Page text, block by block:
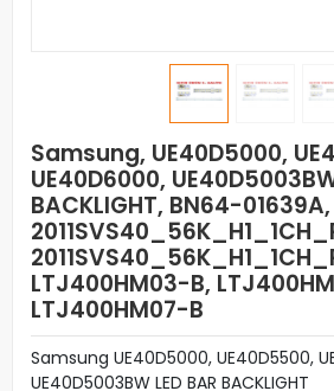
Samsung, UE40D5000,
UE40D6000,
BACKLIGHT, BN64-01639A,
LTJ400HM03-B,
LTJ400HM07-B
Samsung UE40D5000, UE40D5500,
UE40D5003BW LED BAR BACKLIGHT